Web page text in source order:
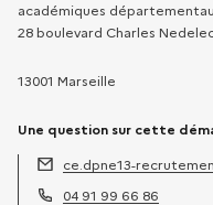
académiques
28 boulevard Charles
13001 Marseille
Une question sur cette
Adresse électronique :
ce.dpne13-
04 91 99 66 86